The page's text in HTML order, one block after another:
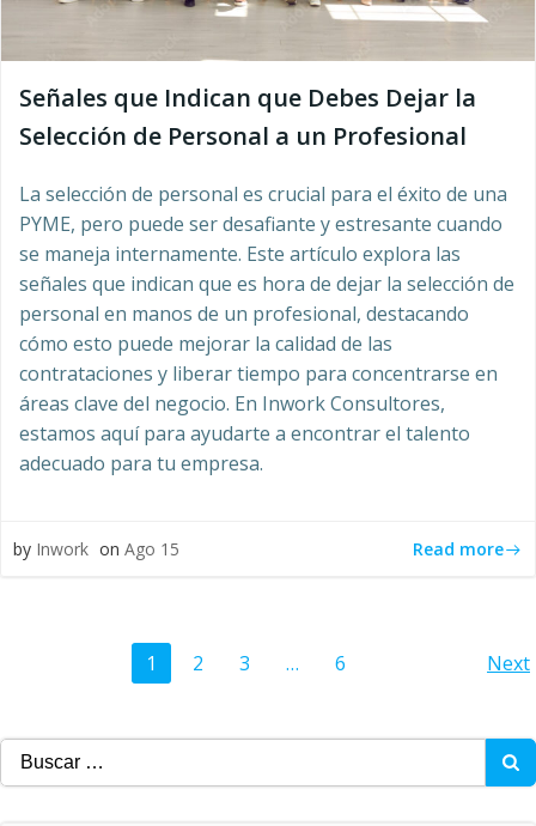
Señales que Indican que Debes Dejar la
Selección de Personal a un Profesional
La selección de personal es crucial para el éxito de una
PYME, pero puede ser desafiante y estresante cuando
se maneja internamente. Este artículo explora las
señales que indican que es hora de dejar la selección de
personal en manos de un profesional, destacando
cómo esto puede mejorar la calidad de las
contrataciones y liberar tiempo para concentrarse en
áreas clave del negocio. En Inwork Consultores,
estamos aquí para ayudarte a encontrar el talento
adecuado para tu empresa.
by Inwork on Ago 15 Read more
Navegación
por
las
Página
1 Página
2 Página
3 … Página
6 Next
Buscar: